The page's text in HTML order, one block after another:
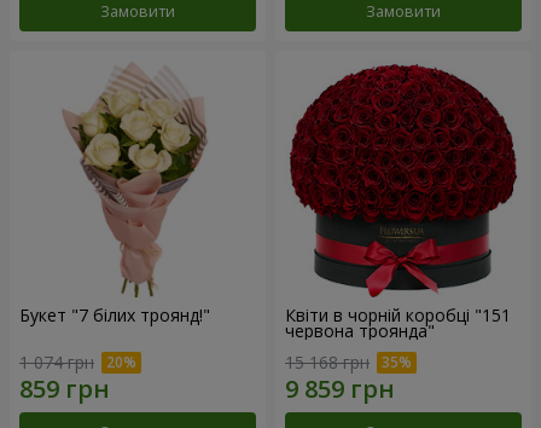
Замовити Замовити
Букет "7 білих троянд!"
1 074 грн
Квіти в чорній коробці "151
червона троянда"
15 168 грн